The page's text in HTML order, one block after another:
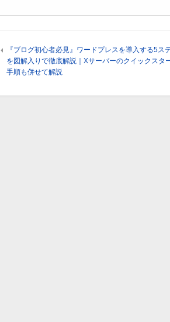
『ブログ初心者必見』ワードプレスを導入する5ス
を図解入りで徹底解説｜Xサーバーのクイックスタ
手順も併せて解説